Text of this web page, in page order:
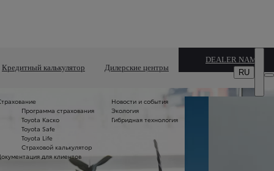
Кредитный калькулятор Дилерские центры
DEALER NAME
Программа страхования
Toyota Каско
Toyota Safe
Toyota Life
Страховой калькулятор
для клиентов
Новости и события
Экология
Гибридная технология
RU